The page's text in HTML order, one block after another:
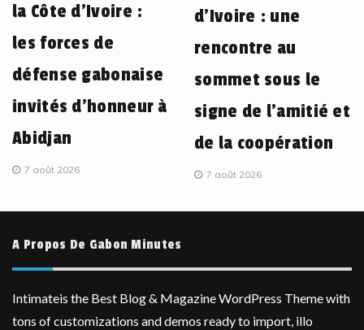
la Côte d’Ivoire :
les forces de
défense gabonaise
invités d’honneur à
Abidjan
7 août 2026
d’Ivoire : une
rencontre au
sommet sous le
signe de l’amitié et
de la coopération
7 août 2026
A Propos De Gabon Minutes
Intimateis the Best Blog & Magazine WordPress Theme with
tons of customizations and demos ready to import, illo